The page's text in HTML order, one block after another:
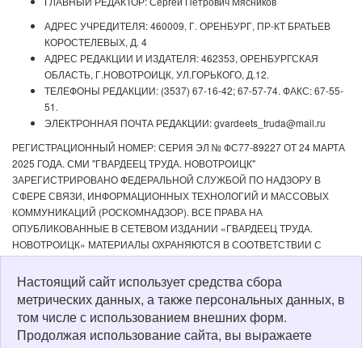
АДРЕС УЧРЕДИТЕЛЯ: 460009, Г. ОРЕНБУРГ, ПР-КТ БРАТЬЕВ
КОРОСТЕЛЕВЫХ, Д. 4
АДРЕС РЕДАКЦИИ И ИЗДАТЕЛЯ: 462353, ОРЕНБУРГСКАЯ
ОБЛАСТЬ, Г.НОВОТРОИЦК, УЛ.ГОРЬКОГО, Д.12.
ТЕЛЕФОНЫ РЕДАКЦИИ: (3537) 67-16-42; 67-57-74. ФАКС: 67-55-
51.
ЭЛЕКТРОННАЯ ПОЧТА РЕДАКЦИИ: gvardeets_truda@mail.ru
РЕГИСТРАЦИОННЫЙ НОМЕР: СЕРИЯ ЭЛ № ФС77-89227 ОТ 24 МАРТА
2025 ГОДА. СМИ "ГВАРДЕЕЦ ТРУДА. НОВОТРОИЦК"
ЗАРЕГИСТРИРОВАНО ФЕДЕРАЛЬНОЙ СЛУЖБОЙ ПО НАДЗОРУ В
СФЕРЕ СВЯЗИ, ИНФОРМАЦИОННЫХ ТЕХНОЛОГИЙ И МАССОВЫХ
КОММУНИКАЦИЙ (РОСКОМНАДЗОР). ВСЕ ПРАВА НА
ОПУБЛИКОВАННЫЕ В СЕТЕВОМ ИЗДАНИИ «ГВАРДЕЕЦ ТРУДА.
НОВОТРОИЦК» МАТЕРИАЛЫ ОХРАНЯЮТСЯ В СООТВЕТСТВИИ С
ЗАКОНОДАТЕЛЬСТВОМ РФ. ЛЮБОЕ ИСПОЛЬЗОВАНИЕ МАТЕРИАЛОВ
ДОПУСКАЕТСЯ ТОЛЬКО ПО СОГЛАСОВАНИЮ С РЕДАКЦИЕЙ С
ОБЯЗАТЕЛЬНОЙ АКТИВНОЙ ССЫЛКОЙ НА ИСТОЧНИК. РЕДАКЦИЯ НЕ
НЕСЕТ ОТВЕТСТВЕННОСТИ ЗА ДОСТОВЕРНОСТЬ РЕКЛАМНЫХ
МАТЕРИАЛОВ, РАЗМЕЩЕННЫХ В СЕТЕВОМ ИЗДАНИИ «ГВАРДЕЕЦ
ТРУДА. НОВОТРОИЦК», А ТАКЖЕ ЗА СОДЕРЖАНИЕ ВЕБ-САЙТОВ, НА
Настоящий сайт использует средства сбора
метрических данных, а также персональных данных, в
том числе с использованием внешних форм.
Продолжая использование сайта, вы выражаете